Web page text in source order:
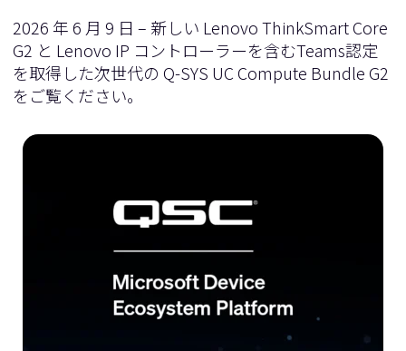
2026 年 6 月 9 日 – 新しい Lenovo ThinkSmart Core
G2 と Lenovo IP コントローラーを含むTeams認定
を取得した次世代の Q-SYS UC Compute Bundle G2
をご覧ください。